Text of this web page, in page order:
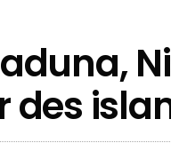
des